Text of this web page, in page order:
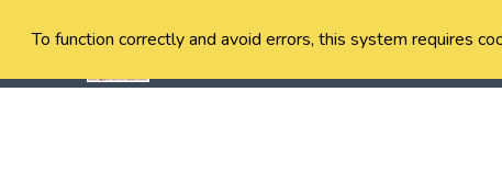
To function correctly and avoid errors, this system requires